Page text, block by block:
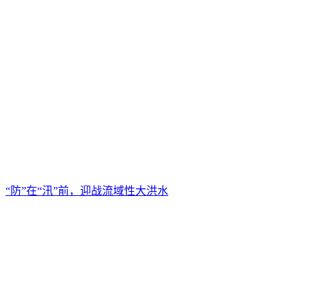
“防”在“汛”前，迎战流域性大洪水